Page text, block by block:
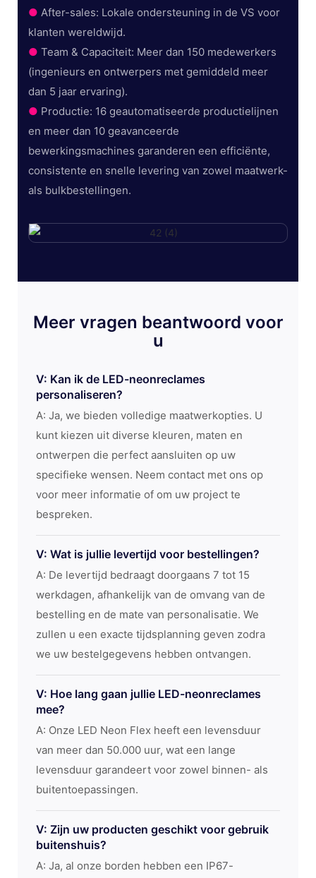
● After-sales: Lokale ondersteuning in de VS voor
klanten wereldwijd.
● Team & Capaciteit: Meer dan 150 medewerkers
(ingenieurs en ontwerpers met gemiddeld meer
dan 5 jaar ervaring).
● Productie: 16 geautomatiseerde productielijnen
en meer dan 10 geavanceerde
bewerkingsmachines garanderen een efficiënte,
consistente en snelle levering van zowel maatwerk-
als bulkbestellingen.
Meer vragen beantwoord voor
u
V: Kan ik de LED-neonreclames
personaliseren?
A: Ja, we bieden volledige maatwerkopties. U
kunt kiezen uit diverse kleuren, maten en
ontwerpen die perfect aansluiten op uw
specifieke wensen. Neem contact met ons op
voor meer informatie of om uw project te
bespreken.
V: Wat is jullie levertijd voor bestellingen?
A: De levertijd bedraagt ​​doorgaans 7 tot 15
werkdagen, afhankelijk van de omvang van de
bestelling en de mate van personalisatie. We
zullen u een exacte tijdsplanning geven zodra
we uw bestelgegevens hebben ontvangen.
V: Hoe lang gaan jullie LED-neonreclames
mee?
A: Onze LED Neon Flex heeft een levensduur
van meer dan 50.000 uur, wat een lange
levensduur garandeert voor zowel binnen- als
buitentoepassingen.
V: Zijn uw producten geschikt voor gebruik
buitenshuis?
A: Ja, al onze borden hebben een IP67-